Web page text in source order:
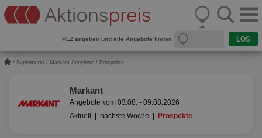
PLZ angeben und alle Angebote finden
/ Supermarkt / Markant Angebote / Prospekte
Markant
Angebote vom 03.08. - 09.08.2026
Aktuell
nächste Woche Prospekte